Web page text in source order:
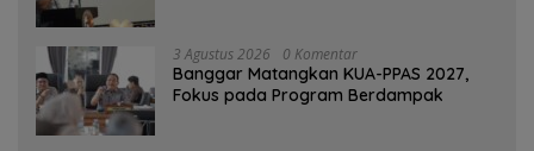
3 Agustus 2026 0 Komentar
‎Banggar Matangkan KUA-PPAS 2027,
Fokus pada Program Berdampak